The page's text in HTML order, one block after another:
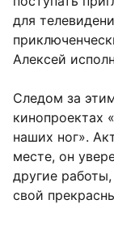
для
Алексей
Следом за
кинопроектах
наших ног».
месте, он
другие
свой